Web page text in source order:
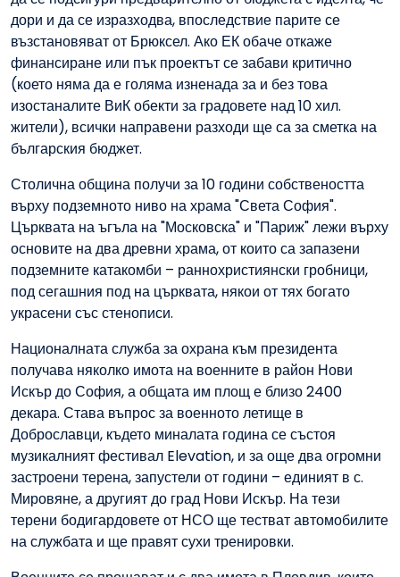
дори и да се изразходва, впоследствие парите се
възстановяват от Брюксел. Ако ЕК обаче откаже
финансиране или пък проектът се забави критично
(което няма да е голяма изненада за и без това
изостаналите ВиК обекти за градовете над 10 хил.
жители), всички направени разходи ще са за сметка на
българския бюджет.
Столична община получи за 10 години собствеността
върху подземното ниво на храма "Света София".
Църквата на ъгъла на "Московска" и "Париж" лежи върху
основите на два древни храма, от които са запазени
подземните катакомби – раннохристиянски гробници,
под сегашния под на църквата, някои от тях богато
украсени със стенописи.
Националната служба за охрана към президента
получава няколко имота на военните в район Нови
Искър до София, а общата им площ е близо 2400
декара. Става въпрос за военното летище в
Доброславци, където миналата година се състоя
музикалният фестивал Elevation, и за още два огромни
застроени терена, запустели от години – единият в с.
Мировяне, а другият до град Нови Искър. На тези
терени бодигардовете от НСО ще тестват автомобилите
на службата и ще правят сухи тренировки.